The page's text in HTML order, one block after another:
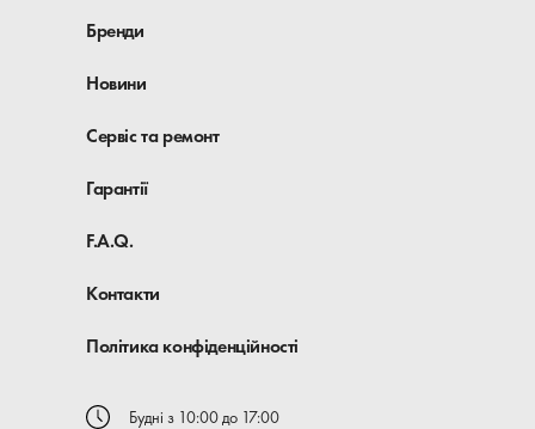
Бренди
Новини
Сервіс та ремонт
Гарантії
F.A.Q.
Контакти
Політика конфіденційності
Будні з 10:00 до 17:00